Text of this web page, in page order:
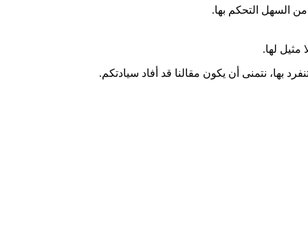
السهل التحكم بها.
مثيل لها.
بها، نتمنى أن يكون مقالنا قد أفاد سيادتكم.